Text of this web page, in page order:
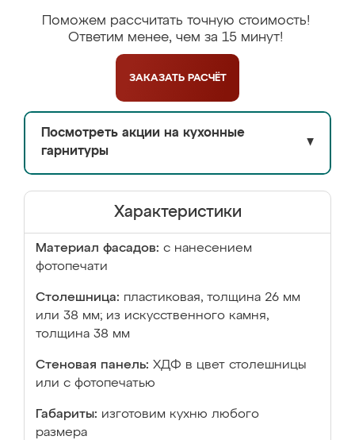
Поможем рассчитать точную стоимость!
Ответим менее, чем за 15 минут!
ЗАКАЗАТЬ РАСЧЁТ
Посмотреть акции на кухонные
гарнитуры
▼
Характеристики
Материал фасадов: с нанесением
фотопечати
Столешница: пластиковая, толщина 26 мм
или 38 мм; из искусственного камня,
толщина 38 мм
Стеновая панель: ХДФ в цвет столешницы
или с фотопечатью
Габариты: изготовим кухню любого
размера